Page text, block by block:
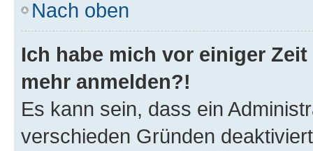
Nach oben
Ich habe mich vor einiger
mehr anmelden?!
Es kann sein, dass ein
verschieden Gründen